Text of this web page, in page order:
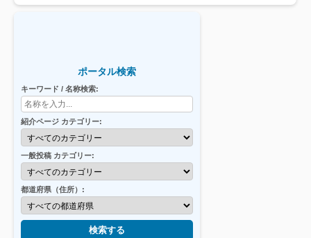
ポータル検索
キーワード / 名称検索:
紹介ページ カテゴリー:
一般投稿 カテゴリー:
都道府県（住所）:
検索する